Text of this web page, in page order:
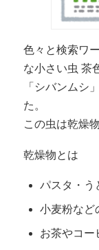
色々と検索ワ
な小さい虫 茶
「シバンムシ
た。
この虫は乾燥
乾燥物とは
パスタ・う
小麦粉など
お茶やコー